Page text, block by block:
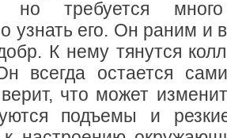
но требуется
узнать его. Он раним и
К нему тянутся
всегда остается
что может
подъемы и